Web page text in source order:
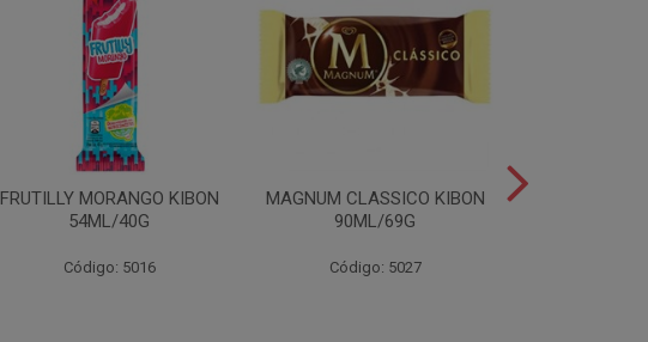
FRUTILLY MORANGO KIBON
54ML/40G
Código: 5016
MAGNUM CLASSICO KIBON
90ML/69G
Código: 5027